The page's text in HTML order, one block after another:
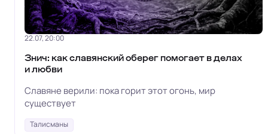
22.07, 20:00
Знич: как славянский оберег помогает в делах
и любви
Славяне верили: пока горит этот огонь, мир
существует
Талисманы